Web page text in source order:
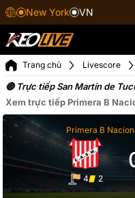
New York VN
Trang chủ Livescore
🔴 Trực tiếp San Martín de
17 Primera B Nacional
Xem trực tiếp Primera B
Primera B
4 2